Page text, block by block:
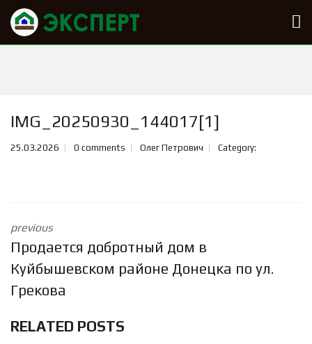
IMG_20250930_144017[1]
25.03.2026 0 comments Олег Петрович Category:
previous
Продается добротный дом в
Куйбышевском районе Донецка по ул.
Грекова
RELATED POSTS